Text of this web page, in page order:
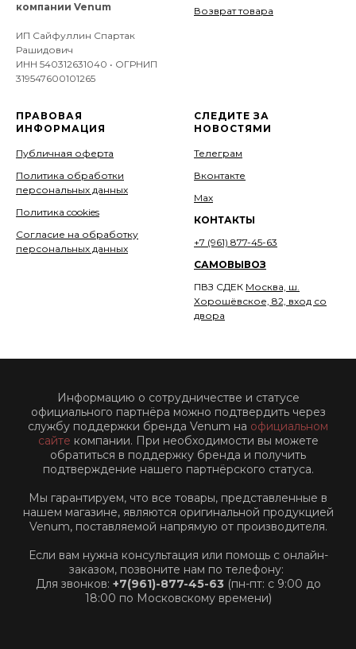
компании Venum
ИП Сайфуллин Спартак
Рашидович
ИНН 540312631040 • ОГРНИП
319547600101265
Возврат товара
ПРАВОВАЯ
ИНФОРМАЦИЯ
Публичная оферта
Политика обработки
персональных данных
Политика cookies
Согласие на обработку
персональных данных
СЛЕДИТЕ ЗА
НОВОСТЯМИ
Телеграм
Вконтакте
Мах
КОНТАКТЫ
+7 (961) 877-45-63
САМОВЫВОЗ
ПВЗ СДЕК Москва, ш.
Хорошёвское, 82, вход со
двора
Информацию о сотрудничестве и статусе
официального партнёра можно подтвердить через
службу поддержки бренда Venum на официальном
сайте компании. При необходимости вы можете
обратиться в поддержку бренда и получить
подтверждение нашего партнёрского статуса.
Мы гарантируем, что все товары, представленные в
нашем магазине, являются оригинальной продукцией
Venum, поставляемой напрямую от производителя.
Если вам нужна консультация или помощь с онлайн-
заказом, позвоните нам по телефону:
Для звонков: +7(961)-877-45-63 (пн-пт: с 9:00 до
18:00 по Московскому времени)